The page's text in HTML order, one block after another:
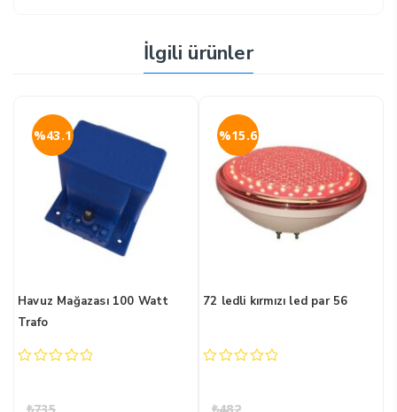
İlgili ürünler
Havuz Mağazası 100 Watt
Trafo
%43.1
72 ledli kırmızı led par 56
%15.6